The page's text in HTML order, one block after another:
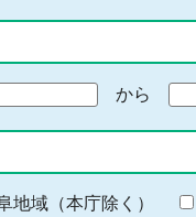
力
から
終
わ
地域（本庁除く）